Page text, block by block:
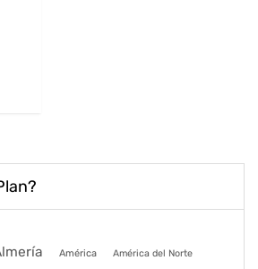
América América del Norte